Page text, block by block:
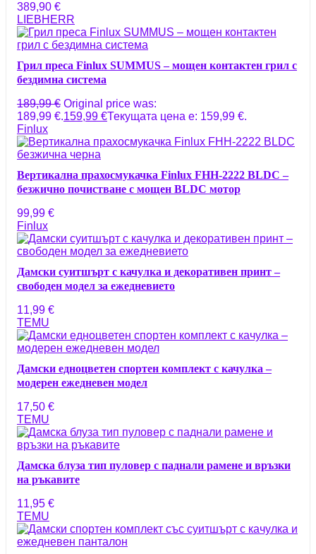
389,90 €
LIEBHERR
Грил преса Finlux SUMMUS – мощен контактен грил с
бездимна система
189,99€ Original price was:
189,99 €.159,99 €Текущата цена е: 159,99 €.
Finlux
Вертикална прахосмукачка Finlux FHH-2222 BLDC –
безжично почистване с мощен BLDC мотор
99,99 €
Finlux
Дамски суитшърт с качулка и декоративен принт –
свободен модел за ежедневието
11,99 €
TEMU
Дамски едноцветен спортен комплект с качулка –
модерен ежедневен модел
17,50 €
TEMU
Дамска блуза тип пуловер с паднали рамене и връзки
на ръкавите
11,95 €
TEMU